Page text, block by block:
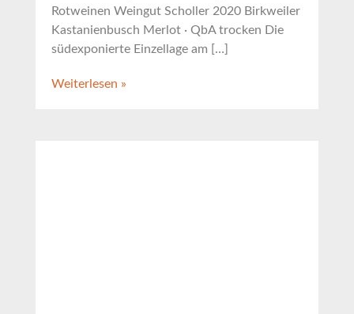
Rotweinen Weingut Scholler 2020 Birkweiler
Kastanienbusch Merlot · QbA trocken Die
südexponierte Einzellage am […]
Weiterlesen »